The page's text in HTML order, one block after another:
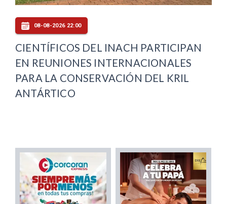
08-08-2026 22:00
CIENTÍFICOS DEL INACH PARTICIPAN
EN REUNIONES INTERNACIONALES
PARA LA CONSERVACIÓN DEL KRIL
ANTÁRTICO